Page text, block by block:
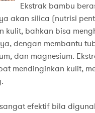
Ekstrak bambu
akan silica (nutrisi
kulit, bahkan bisa
dengan membantu
dan magnesium.
mendinginkan kulit,
efektif bila